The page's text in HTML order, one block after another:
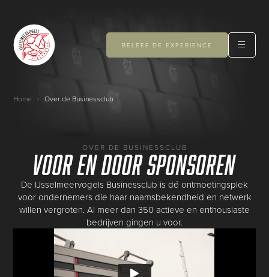
BELEEF DE EXPERIENCE
Home › Over de Businessclub
OVER DE BUSINESSCLUB
Voor en door sponsoren
De IJsselmeervogels Businessclub is dé ontmoetingsplek
voor ondernemers die haar naamsbekendheid en netwerk
willen vergroten. Al meer dan 350 actieve en enthousiaste
bedrijven gingen u voor.